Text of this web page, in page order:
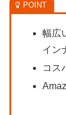
幅広
イン
コス